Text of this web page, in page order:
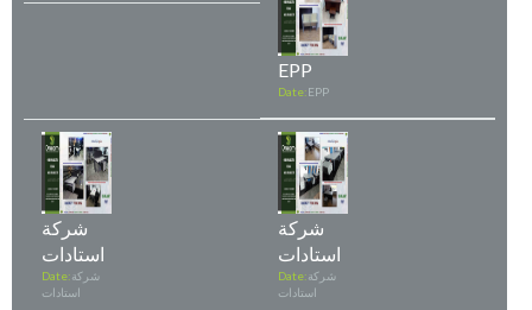
EPP
Date:EPP
شركة
استادات
Date:شركة
استادات
شركة
استادات
Date:شركة
استادات